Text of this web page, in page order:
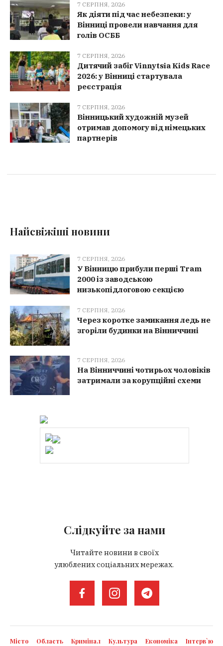
7 СЕРПНЯ, 2026
Як діяти під час небезпеки: у
Вінниці провели навчання для
голів ОСББ
7 СЕРПНЯ, 2026
Дитячий забіг Vinnytsia Kids Race
2026: у Вінниці стартувала
реєстрація
7 СЕРПНЯ, 2026
Вінницький художній музей
отримав допомогу від німецьких
партнерів
Найсвіжіші новини
7 СЕРПНЯ, 2026
У Вінницю прибули перші Tram
2000 із заводською
низькопідлоговою секцією
7 СЕРПНЯ, 2026
Через коротке замикання ледь не
згоріли будинки на Вінниччині
7 СЕРПНЯ, 2026
На Вінниччині чотирьох чоловіків
затримали за корупційні схеми
Слідкуйте за нами
Читайте новини в своїх
улюблених соціальних мережах.
Місто Область Кримінал Культура Економіка Інтерв`ю